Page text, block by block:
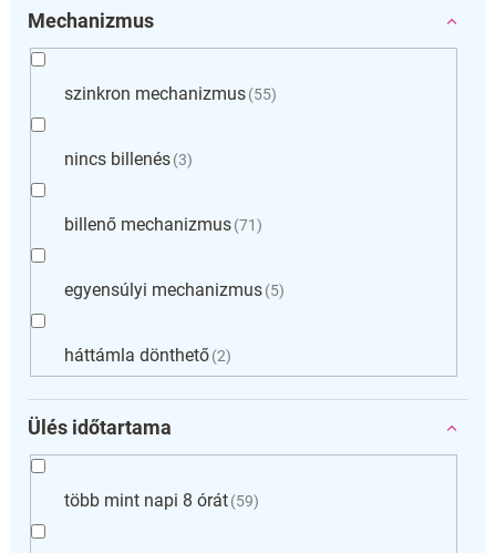
Mechanizmus
szinkron mechanizmus 55
nincs billenés 3
billenő mechanizmus 71
egyensúlyi mechanizmus 5
háttámla dönthető 2
Ülés időtartama
több mint napi 8 órát 59